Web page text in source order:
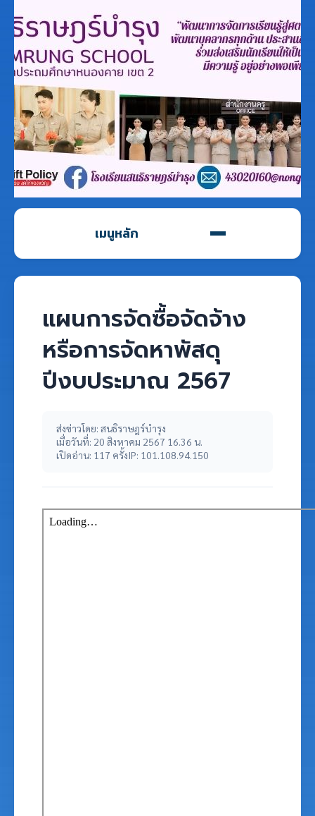
เมนูหลัก
แผนการจัดซื้อจัดจ้าง
หรือการจัดหาพัสดุ
ปีงบประมาณ 2567
ส่งข่าวโดย: สนธิราษฎร์บำรุง
เมื่อวันที่: 20 สิงหาคม 2567 16.36 น.
เปิดอ่าน: 117 ครั้งIP: 101.108.94.150